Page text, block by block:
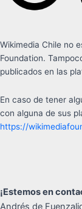
Wikimedia Chile no
Foundation.
publicados en las
En caso de tener
con alguna de sus
https://
¡Estemos en
Andrés de